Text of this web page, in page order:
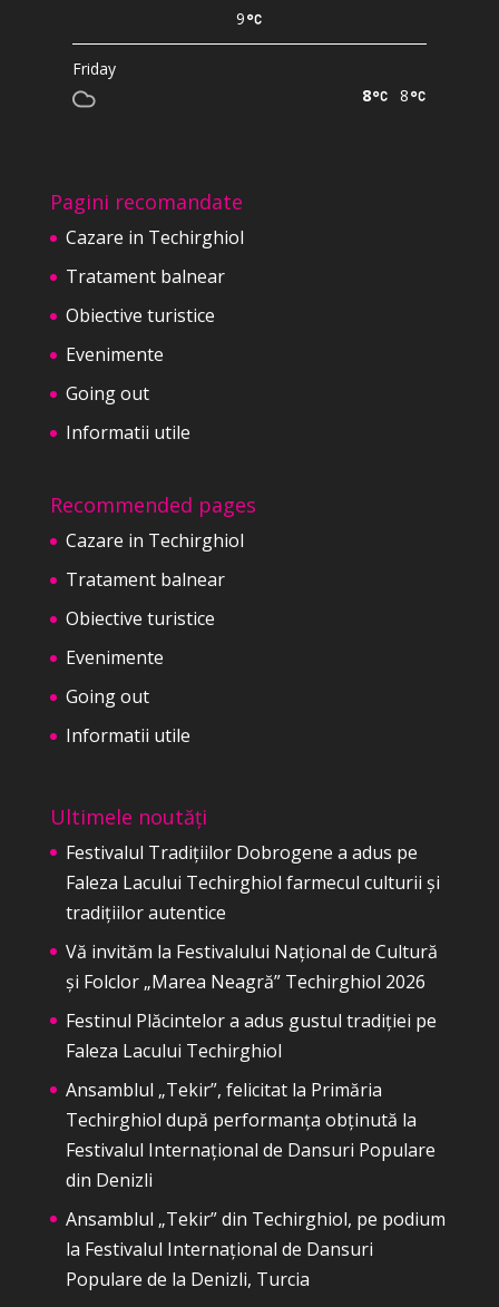
9
Friday
8
8
Pagini recomandate
Cazare in Techirghiol
Tratament balnear
Obiective turistice
Evenimente
Going out
Informatii utile
Recommended pages
Cazare in Techirghiol
Tratament balnear
Obiective turistice
Evenimente
Going out
Informatii utile
Ultimele noutăți
Festivalul Tradițiilor Dobrogene a adus pe
Faleza Lacului Techirghiol farmecul culturii și
tradițiilor autentice
Vă invităm la Festivalului Național de Cultură
și Folclor „Marea Neagră” Techirghiol 2026
Festinul Plăcintelor a adus gustul tradiției pe
Faleza Lacului Techirghiol
Ansamblul „Tekir”, felicitat la Primăria
Techirghiol după performanța obținută la
Festivalul Internațional de Dansuri Populare
din Denizli
Ansamblul „Tekir” din Techirghiol, pe podium
la Festivalul Internațional de Dansuri
Populare de la Denizli, Turcia